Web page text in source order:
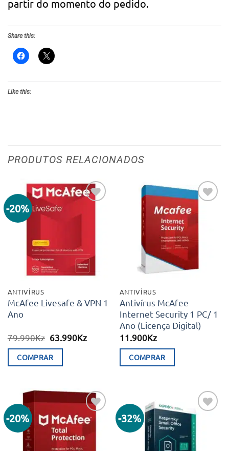
partir do momento do pedido.
Share this:
Like this:
PRODUTOS RELACIONADOS
-20%
aos meus
ANTIVÍRUS
McAfee Livesafe & VPN 1
Ano
79.990Kz O
original
era:
63.990KzO
COMPRAR
Adicionar
aos meus
desejos
ANTIVÍRUS
Antivírus McAfee
Internet Security 1 PC/ 1
Ano (Licença Digital)
11.900Kz
COMPRAR
-20%
Adicionar
desejos
-32%
Adicionar
aos meus
desejos